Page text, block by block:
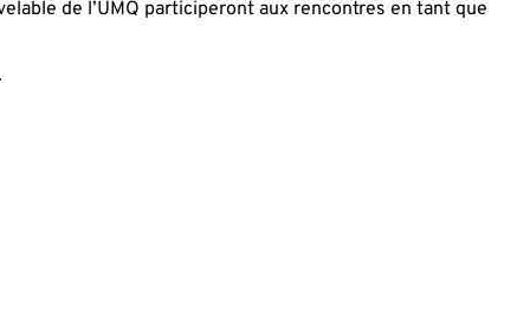
de l’UMQ participeront aux rencontres en tant que